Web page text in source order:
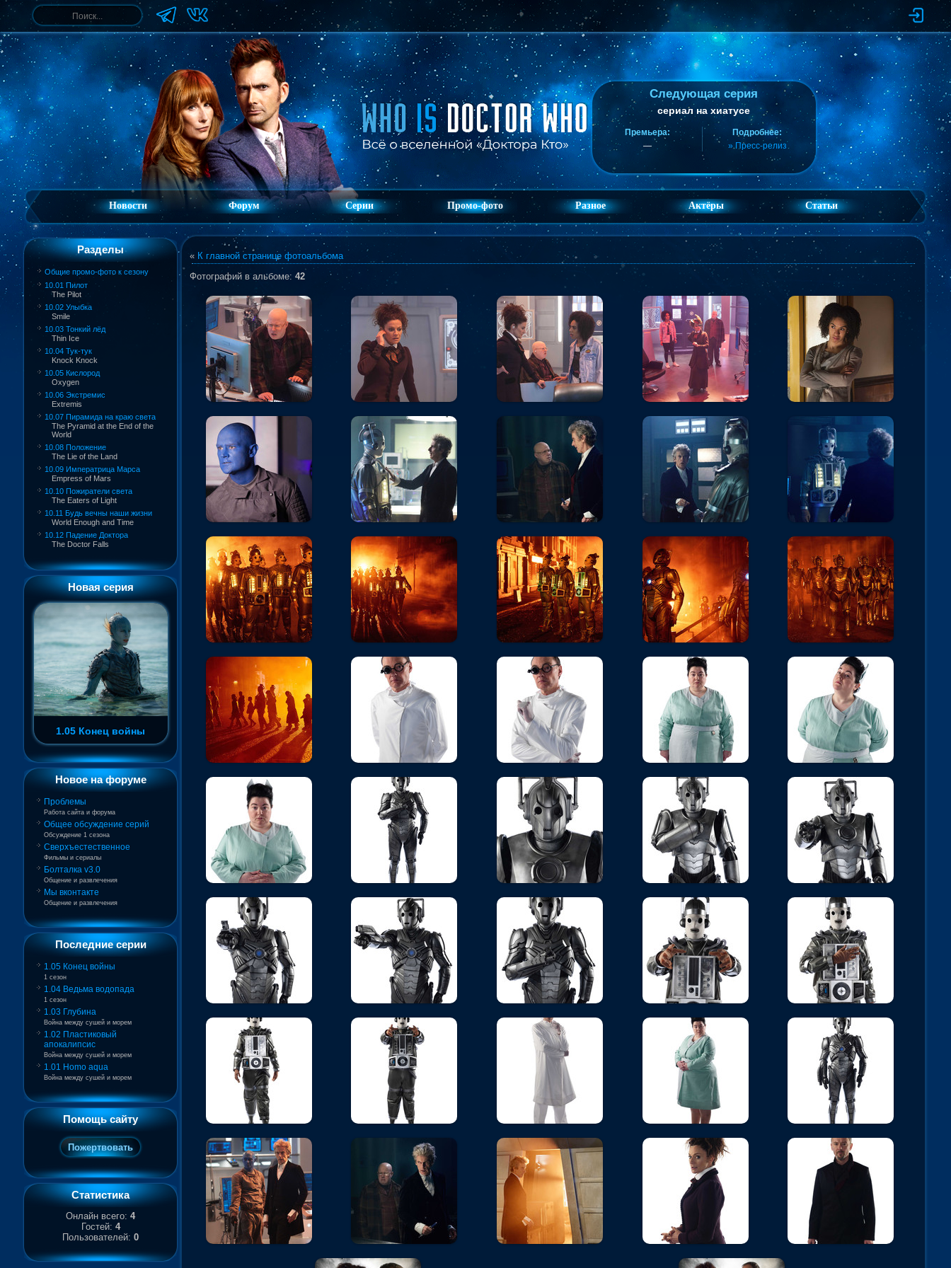
Следующая серия
сериал на хиатусе
Премьера:
—
Подробнее:
» Пресс-релиз
Новости Форум Серии Промо-фото Разное Актёры Статьи
Разделы
Общие промо-фото к сезону
10.01 Пилот
The Pilot
10.02 Улыбка
Smile
10.03 Тонкий лёд
Thin Ice
10.04 Тук-тук
Knock Knock
10.05 Кислород
Oxygen
10.06 Экстремис
Extremis
10.07 Пирамида на краю света
The Pyramid at the End of the
World
10.08 Положение
The Lie of the Land
10.09 Императрица Марса
Empress of Mars
10.10 Пожиратели света
The Eaters of Light
10.11 Будь вечны наши жизни
World Enough and Time
10.12 Падение Доктора
The Doctor Falls
Новая серия
1.05 Конец войны
Новое на форуме
Проблемы
Работа сайта и форума
Общее обсуждение серий
Обсуждение 1 сезона
Сверхъестественное
Фильмы и сериалы
Болталка v3.0
Общение и развлечения
Мы вконтакте
Общение и развлечения
Последние серии
1.05 Конец войны
1 сезон
1.04 Ведьма водопада
1 сезон
1.03 Глубина
Война между сушей и морем
1.02 Пластиковый
апокалипсис
Война между сушей и морем
1.01 Homo aqua
Война между сушей и морем
Помощь сайту
Статистика
Онлайн всего: 4
Гостей: 4
Пользователей: 0
« К главной странице фотоальбома
Фотографий в альбоме: 42